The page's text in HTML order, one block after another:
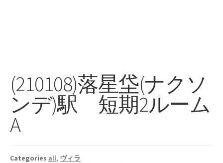
(210108)落星垈(ナクソ
ンデ)駅 短期2ルーム
A
Categories all, ヴィラ